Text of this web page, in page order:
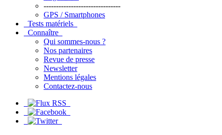
-------------------------------
GPS / Smartphones
Tests matériels
Connaître
Qui sommes-nous ?
Nos partenaires
Revue de presse
Newsletter
Mentions légales
Contactez-nous